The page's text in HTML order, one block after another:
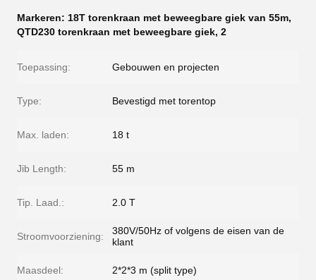
Markeren: 18T torenkraan met beweegbare giek van 55m,
QTD230 torenkraan met beweegbare giek, 2
Toepassing: Gebouwen en projecten
Type: Bevestigd met torentop
Max. laden: 18 t
Jib Length: 55 m
Tip. Laad.: 2.0 T
Stroomvoorziening:
380V/50Hz of volgens de eisen van de
klant
Maasdeel: 2*2*3 m (split type)